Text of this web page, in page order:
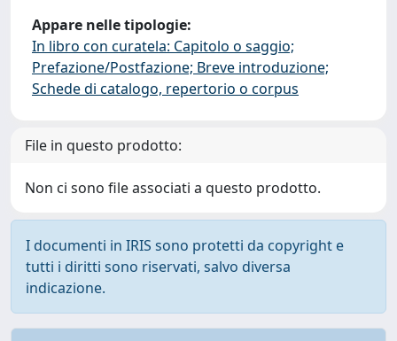
Appare nelle tipologie:
In libro con curatela: Capitolo o saggio;
Prefazione/Postfazione; Breve introduzione;
Schede di catalogo, repertorio o corpus
File in questo prodotto:
Non ci sono file associati a questo prodotto.
I documenti in IRIS sono protetti da copyright e
tutti i diritti sono riservati, salvo diversa
indicazione.